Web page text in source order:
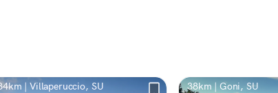
| Villaperuccio, SU 38km | Goni, SU